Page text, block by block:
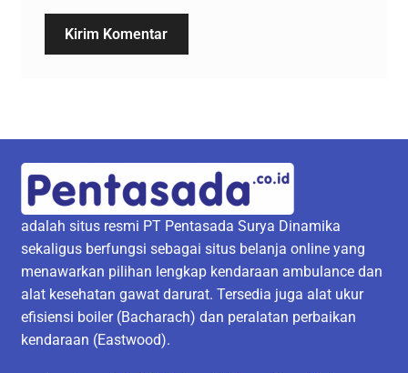
adalah situs resmi PT Pentasada Surya Dinamika
sekaligus berfungsi sebagai situs belanja online yang
menawarkan pilihan lengkap kendaraan ambulance dan
alat kesehatan gawat darurat. Tersedia juga alat ukur
efisiensi boiler (Bacharach) dan peralatan perbaikan
kendaraan (Eastwood).